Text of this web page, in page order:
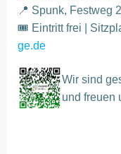
📍 Spunk, Festweg
🎟 Eintritt frei |
ge.de
Wir sind
und freuen